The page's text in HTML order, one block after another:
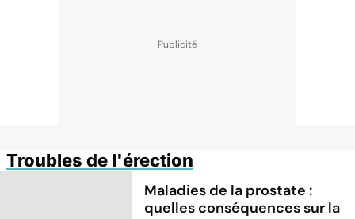
Troubles de l'érection
Maladies de la prostate :
quelles conséquences sur la